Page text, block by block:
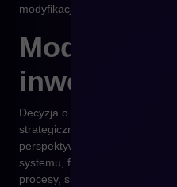
modyfikacji.
inwestycja,
Decyzja o przejściu na
strategiczny, który przynosi
perspektywie. Zamiast
systemu, firmy inwestują w
procesy, skraca czas reakcji,